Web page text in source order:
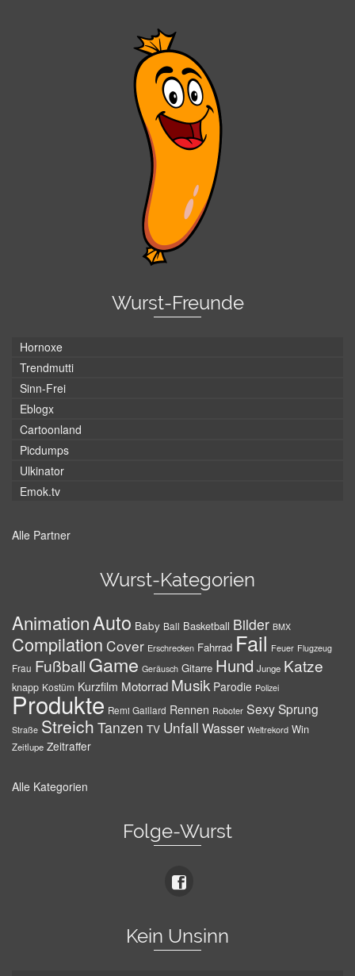
Wurst-Freunde
Hornoxe
Trendmutti
Sinn-Frei
Eblogx
Cartoonland
Picdumps
Ulkinator
Emok.tv
Alle Partner
Wurst-Kategorien
AnimationAuto Baby Ball Basketball Bilder BMX
Compilation Cover Erschrecken Fahrrad Fail Feuer Flugzeug
Frau Fußball Game Geräusch Gitarre Hund Junge Katze
knapp Kostüm Kurzfilm Motorrad Musik Parodie Polizei
Produkte Remi Gaillard Rennen Roboter SexySprung
Straße Streich Tanzen TV Unfall Wasser Weltrekord Win
Zeitlupe Zeitraffer
Alle Kategorien
Folge-Wurst
Kein Unsinn